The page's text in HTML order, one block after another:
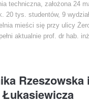
techniczna, założona 24
20 tys. studentów, 9
mieści się przy ulicy
aktualnie prof. dr hab.
Rzeszowska